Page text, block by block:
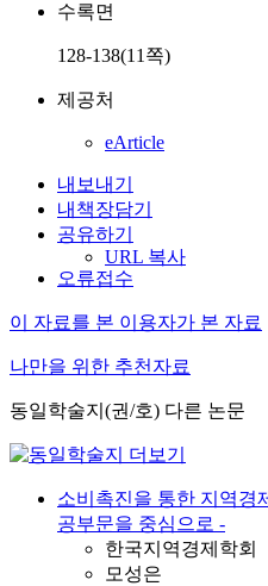
수록면
128-138(11쪽)
제공처
eArticle
내보내기
내책장담기
공유하기
URL 복사
오류접수
이 자료를 본 이용자가 본 자료
나만을 위한 추천자료
동일학술지(권/호) 다른 논문
소비촉진을 통한 지역경
공부문을 중심으로 -
한국지역경제학회
모성은